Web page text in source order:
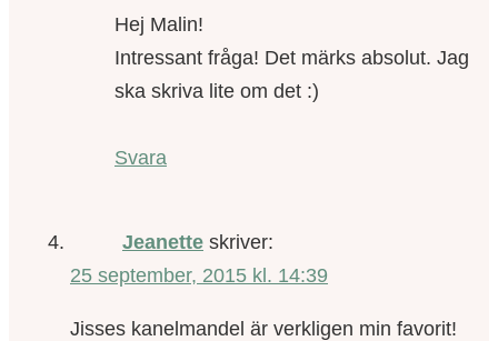
Hej Malin!
Intressant fråga! Det märks absolut. Jag
ska skriva lite om det :)
Svara
Jeanette skriver:
25 september, 2015 kl. 14:39
Jisses kanelmandel är verkligen min favorit!